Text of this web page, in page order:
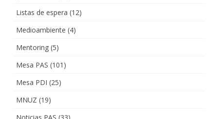
Listas de espera (12)
Medioambiente (4)
Mentoring (5)
Mesa PAS (101)
Mesa PDI (25)
MNUZ (19)
Noticias PAS (33)